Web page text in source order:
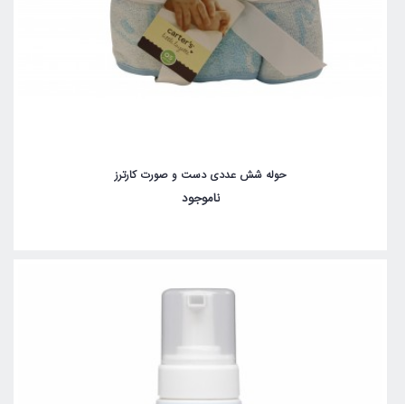
حوله شش عددی دست و صورت کارترز
ناموجود